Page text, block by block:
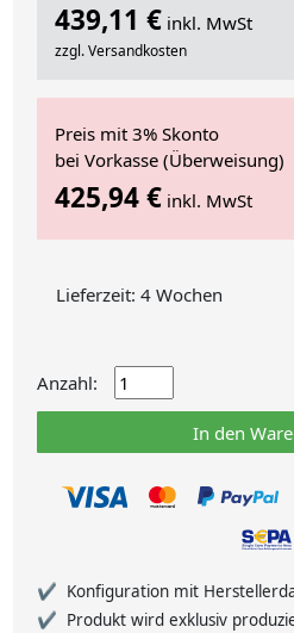
439,11 € inkl. MwSt
zzgl. Versandkosten
Preis mit 3% Skonto
bei Vorkasse (Überweisung)
425,94 € inkl. MwSt
Lieferzeit: 4 Wochen
Anzahl:
In den
Konfiguration mit
Produkt wird exklusiv